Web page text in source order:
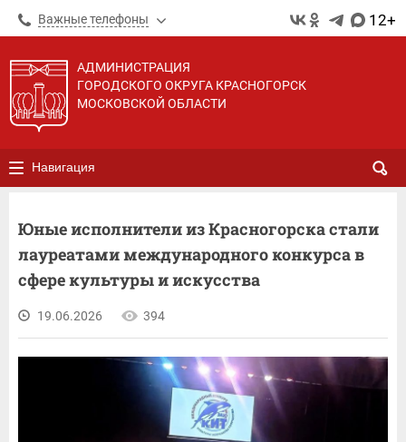
Важные телефоны 12+
АДМИНИСТРАЦИЯ
ГОРОДСКОГО ОКРУГА КРАСНОГОРСК
МОСКОВСКОЙ ОБЛАСТИ
Навигация
Юные исполнители из Красногорска стали
лауреатами международного конкурса в
сфере культуры и искусства
19.06.2026 394